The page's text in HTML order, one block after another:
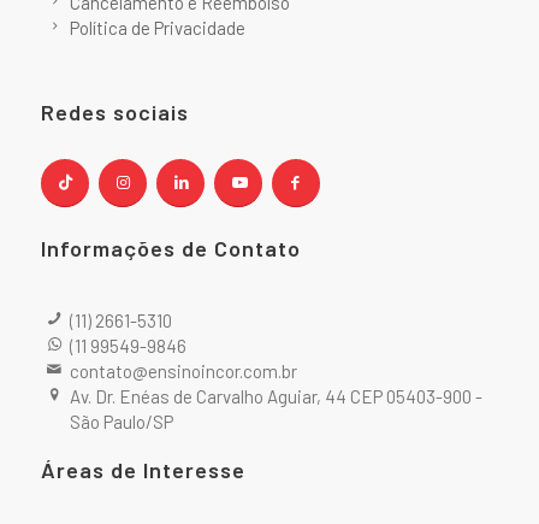
Política de Privacidade
Redes sociais
Informações de Contato
(11) 2661-5310
(11 99549-9846
contato@ensinoincor.com.br
Av. Dr. Enéas de Carvalho Aguiar, 44 CEP 05403-900 -
São Paulo/SP
Áreas de Interesse